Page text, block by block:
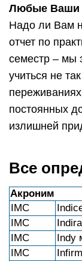
Любые Ваши
Надо ли Вам
отчет по
семестр – мы
учиться не
постоянных
излишней
Все
Акроним
IMC
IMC
IMC
Indy
IMC